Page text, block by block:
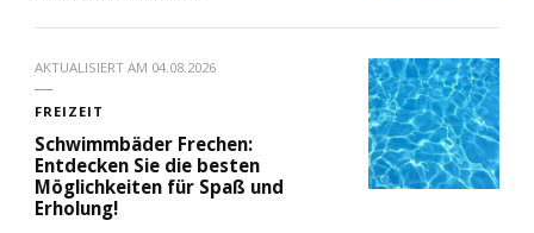
AKTUALISIERT AM 04.08.2026
FREIZEIT
Schwimmbäder Frechen:
Entdecken Sie die besten
Möglichkeiten für Spaß und
Erholung!